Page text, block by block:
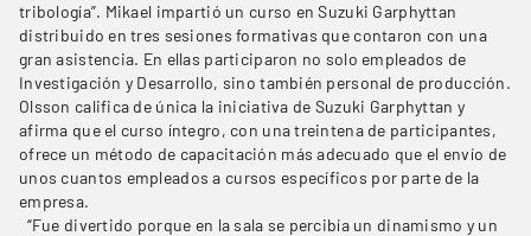
tribología”. Mikael impartió un curso en Suzuki Garphyttan
distribuido en tres sesiones formativas que contaron con una
gran asistencia. En ellas participaron no solo empleados de
Investigación y Desarrollo, sino también personal de producción.
Olsson califica de única la iniciativa de Suzuki Garphyttan y
afirma que el curso íntegro, con una treintena de participantes,
ofrece un método de capacitación más adecuado que el envío de
unos cuantos empleados a cursos específicos por parte de la
empresa.
“Fue divertido porque en la sala se percibía un dinamismo y un